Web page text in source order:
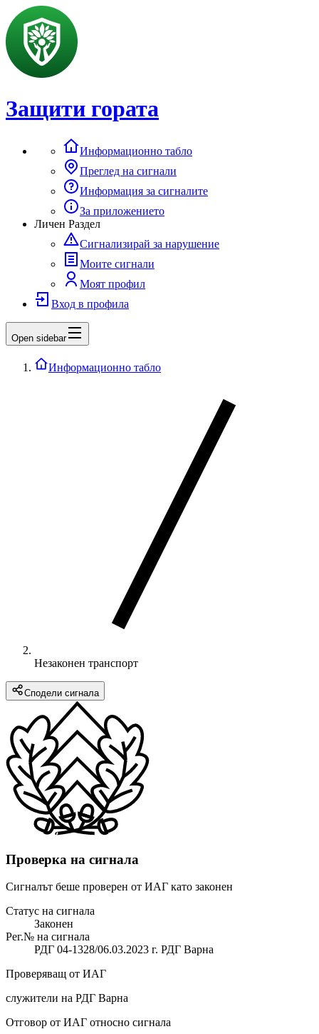
Защити гората
Информационно табло
Преглед на сигнали
Информация за сигналите
За приложението
Личен Раздел
Сигнализирай за нарушение
Моите сигнали
Моят профил
Вход в профила
Open sidebar
Информационно табло
Незаконен транспорт
Сподели сигнала
Проверка на сигнала
Сигналът беше проверен от ИАГ като законен
Статус на сигнала
Законен
Рег.№ на сигнала
РДГ 04-1328/06.03.2023 г. РДГ Варна
Проверяващ от ИАГ
служители на РДГ Варна
Отговор от ИАГ относно сигнала